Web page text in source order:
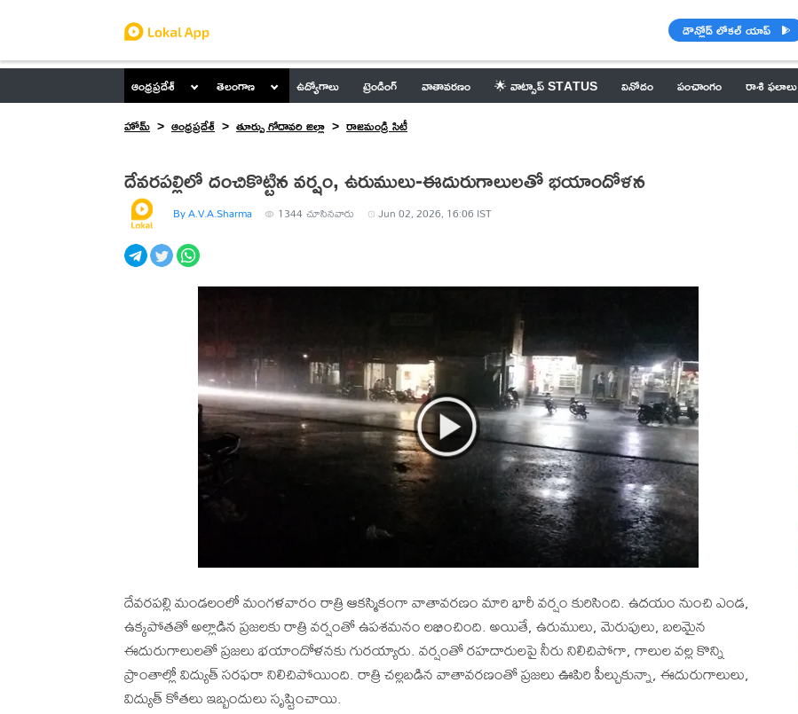
డౌన్లోడ్ లోకల్ యాప్
ఆంధ్రప్రదేశ్ తెలంగాణ ఉద్యోగాలు ట్రెండింగ్ వాతావరణం 🌟 వాట్సాప్ STATUS వినోదం పంచాంగం రాశి ఫలాలు
హోమ్
ఆంధ్రప్రదేశ్ తూర్పు గోదావరి జిల్లా రాజమండ్రి సిటీ
దేవరపల్లిలో దంచికొట్టిన వర్షం, ఉరుములు-ఈదురుగాలులతో భయాందోళన
By A.V.A.Sharma 1344చూసినవారు Jun 02, 2026, 16:06 IST
దేవరపల్లి మండలంలో మంగళవారం రాత్రి ఆకస్మికంగా వాతావరణం మారి భారీ వర్షం కురిసింది. ఉదయం నుంచి ఎండ,
ఉక్కపోతతో అల్లాడిన ప్రజలకు రాత్రి వర్షంతో ఉపశమనం లభించింది. అయితే, ఉరుములు, మెరుపులు, బలమైన
ఈదురుగాలులతో ప్రజలు భయాందోళనకు గురయ్యారు. వర్షంతో రహదారులపై నీరు నిలిచిపోగా, గాలుల వల్ల కొన్ని
ప్రాంతాల్లో విద్యుత్ సరఫరా నిలిచిపోయింది. రాత్రి చల్లబడిన వాతావరణంతో ప్రజలు ఊపిరి పీల్చుకున్నా, ఈదురుగాలులు,
విద్యుత్ కోతలు ఇబ్బందులు సృష్టించాయి.